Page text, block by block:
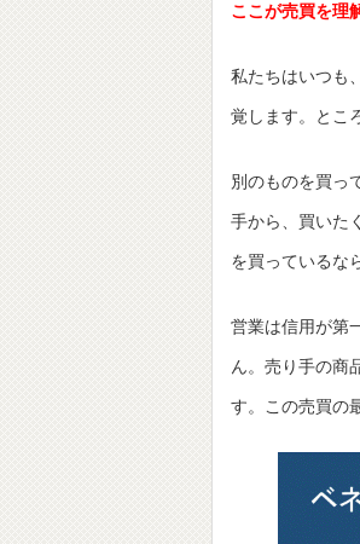
ここが売買を理
私たちはいつも
覚します。とこ
別のものを買っ
手から、買いた
を買っているな
営業は信用が第
ん。売り手の商
す。この売買の